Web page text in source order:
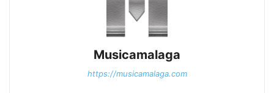
Musicamalaga
https://musicamalaga.com